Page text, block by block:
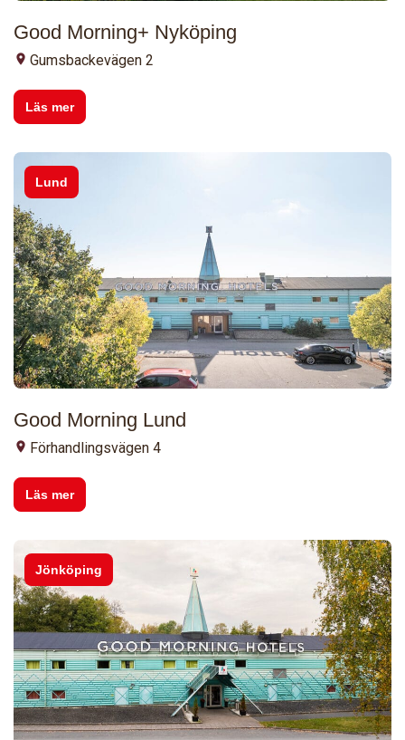
Good Morning+ Nyköping
Gumsbackevägen 2
Läs mer
Lund
Good Morning Lund
Förhandlingsvägen 4
Läs mer
Jönköping